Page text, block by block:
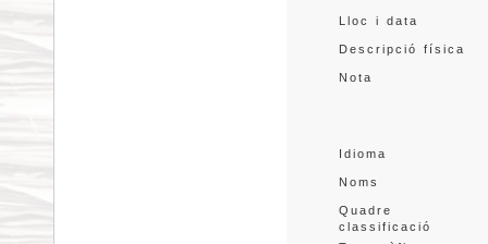
Lloc i data
Descripció física
Nota
Idioma
Noms
Quadre
classificació